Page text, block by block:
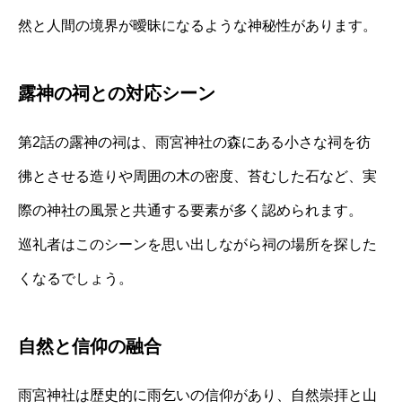
然と人間の境界が曖昧になるような神秘性があります。
露神の祠との対応シーン
第2話の露神の祠は、雨宮神社の森にある小さな祠を彷
彿とさせる造りや周囲の木の密度、苔むした石など、実
際の神社の風景と共通する要素が多く認められます。
巡礼者はこのシーンを思い出しながら祠の場所を探した
くなるでしょう。
自然と信仰の融合
雨宮神社は歴史的に雨乞いの信仰があり、自然崇拝と山